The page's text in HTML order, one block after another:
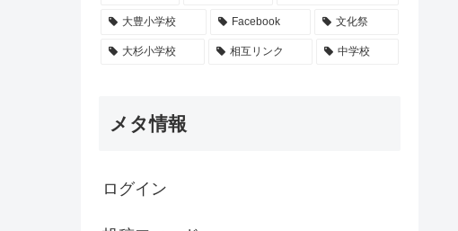
大豊小学校 Facebook 文化祭
大杉小学校 相互リンク 中学校
メタ情報
ログイン